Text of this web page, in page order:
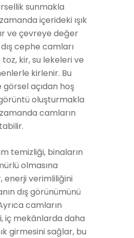
sunmakla
içerideki ışık
ve çevreye değer
cephe camları
kir, su lekeleri ve
kirlenir. Bu
açıdan hoş
oluşturmakla
camların
temizliği, binaların
olmasına
enerji verimliliğini
dış görünümünü
camların
iç mekânlarda daha
girmesini sağlar, bu